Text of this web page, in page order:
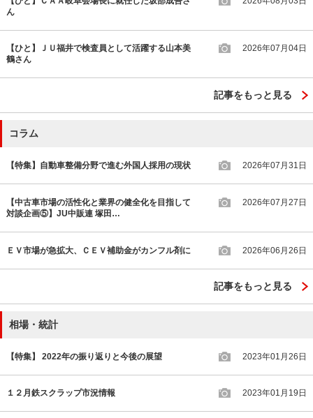
ん
【ひと】ＪＵ福井で検査員として活躍する山本美
鶴さん
2026年07月04日
記事をもっと見る
コラム
【特集】自動車整備分野で進む外国人採用の現状 2026年07月31日
【中古車市場の活性化と業界の健全化を目指して
対談企画⑤】JU中販連 塚田…
2026年07月27日
ＥＶ市場が急拡大、ＣＥＶ補助金がカンフル剤に 2026年06月26日
記事をもっと見る
相場・統計
【特集】 2022年の振り返りと今後の展望 2023年01月26日
１２月鉄スクラップ市況情報 2023年01月19日